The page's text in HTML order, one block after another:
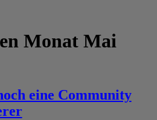
Monat Mai
eine Community